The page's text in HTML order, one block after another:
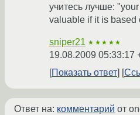
учитесь лучше:
valuable if it is based
sniper21 ★★★★★
19.08.2009 05:33:17
Показать ответ
Ответ на: комментарий от